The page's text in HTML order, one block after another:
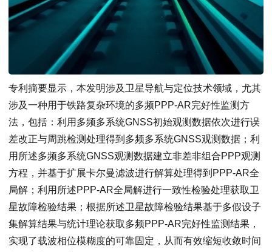
专利摘要显示，本发明涉及卫星导航与定位技术领域，尤其
涉及一种用于铁路复杂环境的多频PPP‑AR完好性监测方
法，包括：利用多频多系统GNSS初始观测数据依次进行误
差改正与周跳检测处理得到多频多系统GNSS观测数据；利
用所述多频多系统GNSS观测数据建立非差非组合PPP观测
方程，并基于扩展卡尔曼滤波进行解算处理得到PPP‑AR全
局解；利用所述PPP‑AR全局解进行一致性检验处理获取卫
星故障检验结果；根据所述卫星故障检验结果基于多假设子
集解算结果与统计理论获取多频PPP‑AR完好性监测结果，
实现了载波相位模糊度的可靠固定，从而有效缩短收敛时间